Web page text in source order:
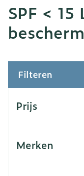
SPF < 15
Filteren
Prijs
Merken